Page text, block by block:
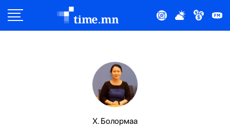
Эдийн Засаг
Х. Болормаа